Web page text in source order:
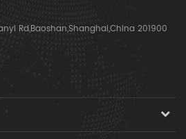
Rd,Baoshan,Shanghai,China 201900